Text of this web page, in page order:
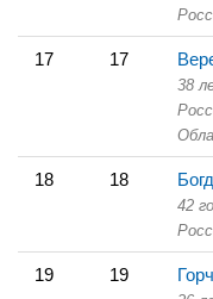
17 17
38
18 18
42
19 19